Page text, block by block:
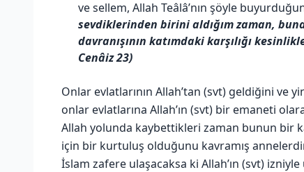
ve sellem, Allah Teâlâ’nın şöyle
sevdiklerinden birini aldığım zaman,
davranışının katımdaki karşılığı
Cenâiz 23)
Onlar evlatlarının Allah’tan (svt) geldiğini ve
onlar evlatlarına Allah’ın (svt) bir emaneti
Allah yolunda kaybettikleri zaman bunun bir
için bir kurtuluş olduğunu kavramış
İslam zafere ulaşacaksa ki Allah’ın (svt)